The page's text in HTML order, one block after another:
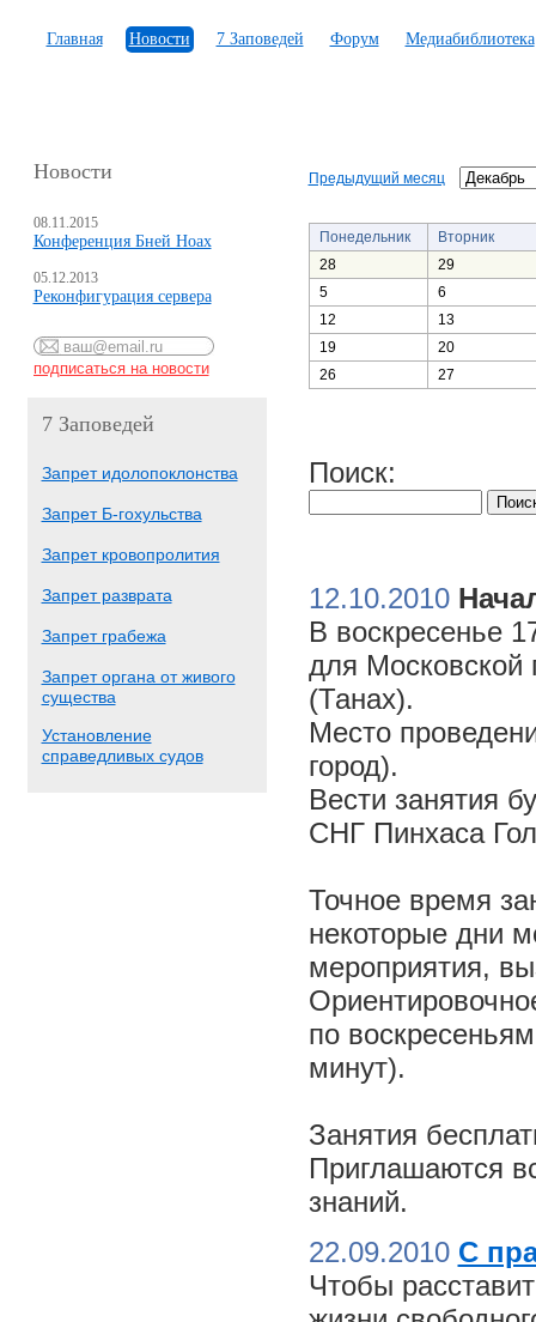
Главная Новости 7 Заповедей Форум Медиабиблиотека
Новости
08.11.2015
Конференция Бней Ноах
05.12.2013
Реконфигурация сервера
7 Заповедей
Запрет идолопоклонства
Запрет Б-гохульства
Запрет кровопролития
Запрет разврата
Запрет грабежа
Запрет органа от живого
существа
Установление
справедливых судов
Предыдущий месяц
Понедельник
Вторник
28
29
5
6
12
13
19
20
26
27
Поиск:
12.10.2010
В воскресенье
для Московской
(Танах).
Место
город).
Вести занятия
СНГ Пинхаса
Точное время
некоторые дни
мероприятия,
по
минут).
Занятия
Приглашаются
знаний.
22.09.2010 С
Чтобы